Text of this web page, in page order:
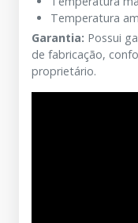
Temperatura
Garantia: Possui
de fabricação,
proprietário.